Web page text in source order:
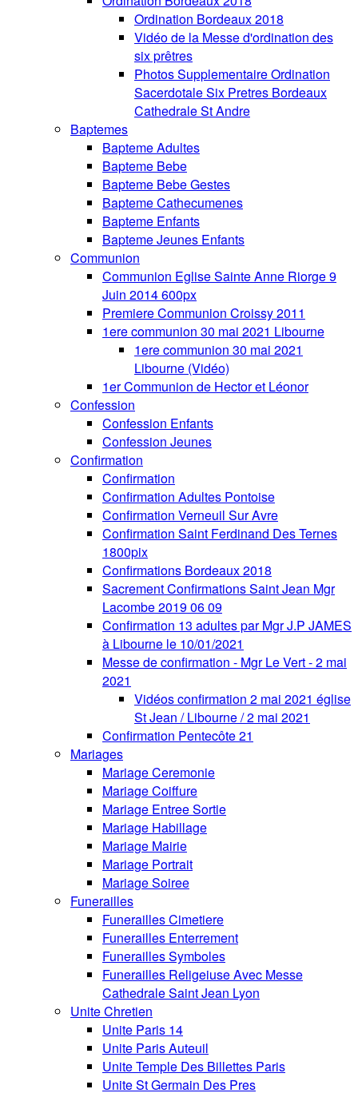
Ordination Bordeaux 2018
Vidéo de la Messe d'ordination des
six prêtres
Photos Supplementaire Ordination
Sacerdotale Six Pretres Bordeaux
Cathedrale St Andre
Baptemes
Bapteme Adultes
Bapteme Bebe
Bapteme Bebe Gestes
Bapteme Cathecumenes
Bapteme Enfants
Bapteme Jeunes Enfants
Communion
Communion Eglise Sainte Anne Riorge 9
Juin 2014 600px
Premiere Communion Croissy 2011
1ere communion 30 mai 2021 Libourne
1ere communion 30 mai 2021
Libourne (Vidéo)
1er Communion de Hector et Léonor
Confession
Confession Enfants
Confession Jeunes
Confirmation
Confirmation
Confirmation Adultes Pontoise
Confirmation Verneuil Sur Avre
Confirmation Saint Ferdinand Des Ternes
1800pix
Confirmations Bordeaux 2018
Sacrement Confirmations Saint Jean Mgr
Lacombe 2019 06 09
Confirmation 13 adultes par Mgr J.P JAMES
à Libourne le 10/01/2021
Messe de confirmation - Mgr Le Vert - 2 mai
2021
Vidéos confirmation 2 mai 2021 église
St Jean / Libourne / 2 mai 2021
Confirmation Pentecôte 21
Mariages
Mariage Ceremonie
Mariage Coiffure
Mariage Entree Sortie
Mariage Habillage
Mariage Mairie
Mariage Portrait
Mariage Soiree
Funerailles
Funerailles Cimetiere
Funerailles Enterrement
Funerailles Symboles
Funerailles Religeiuse Avec Messe
Cathedrale Saint Jean Lyon
Unite Chretien
Unite Paris 14
Unite Paris Auteuil
Unite Temple Des Billettes Paris
Unite St Germain Des Pres